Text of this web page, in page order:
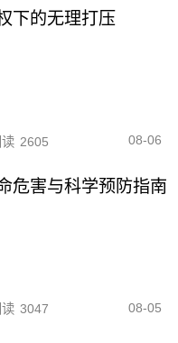
下的无理打压
2605 08-06
危害与科学预防指南
3047 08-05